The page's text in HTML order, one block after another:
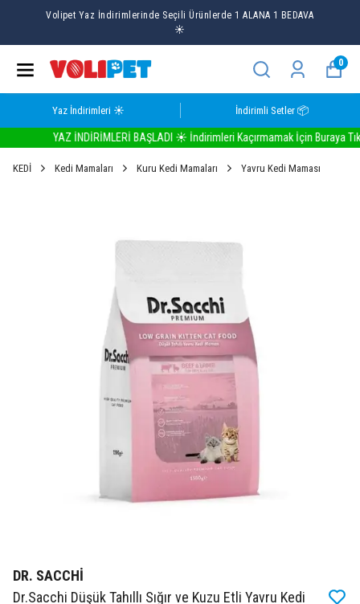
Volipet Yaz İndirimlerinde Seçili Ürünlerde 1 ALANA 1 BEDAVA
☀️
0
Yaz İndirimleri ☀️ İndirimli Setler 📦
YAZ İNDİRİMLERİ BAŞLADI ☀️ İndirimleri Kaçırmamak İçin Buraya Tıkla
KEDİ Kedi Mamaları Kuru Kedi Mamaları Yavru Kedi Maması
DR. SACCHİ
Dr.Sacchi Düşük Tahıllı Sığır ve Kuzu Etli Yavru Kedi